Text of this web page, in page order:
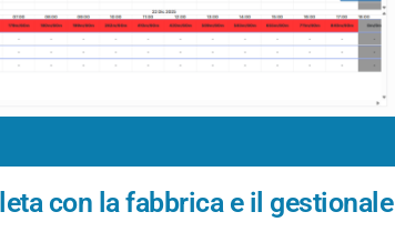
con la fabbrica e il gestionale